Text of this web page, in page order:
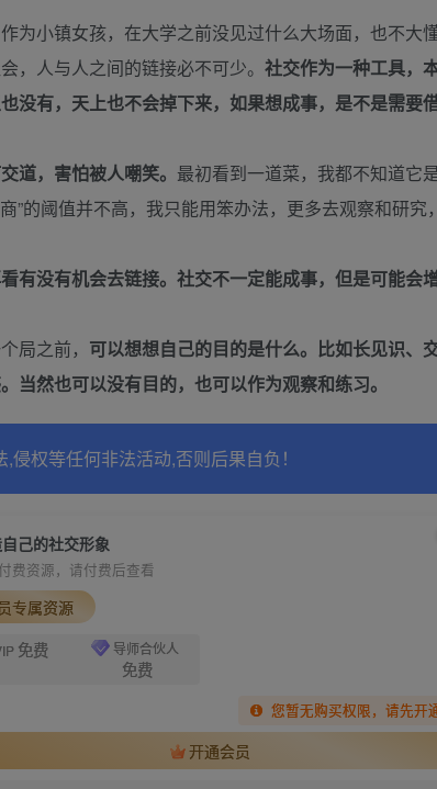
为小镇女孩，在大学之前没见过什么大场面，也不大
，人与人之间的链接必不可少。 社交作为一种工具，
没有，天上也不会掉下来，如果想成事，是不是需要
道，害怕被人嘲笑。 最初看到一道菜，我都不知道它
”的阈值并不高，我只能用笨办法，更多去观察和研究
有没有机会去链接。社交不一定能成事，但是可能会
局之前， 可以想想自己的目的是什么。比如长见识、
然也可以没有目的，也可以作为观察和练习。
权等任何非法活动,否则后果自负！
己的社交形象
费资源，请付费后查看
专属资源
免费 导师合伙人
免费
您暂无购买权限，请先开
开通会员